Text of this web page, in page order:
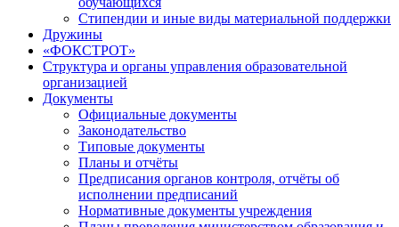
Стипендии и иные виды материальной поддержки
Дружины
«ФОКСТРОТ»
Структура и органы управления образовательной
организацией
Документы
Официальные документы
Законодательство
Типовые документы
Планы и отчёты
Предписания органов контроля, отчёты об
исполнении предписаний
Нормативные документы учреждения